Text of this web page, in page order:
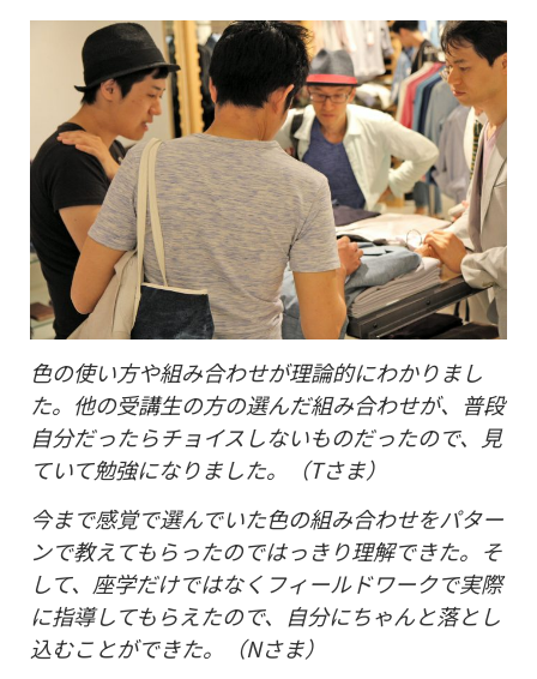
色の使い方や組み合わせが理論的にわかりまし
た。他の受講生の方の選んだ組み合わせが、普段
自分だったらチョイスしないものだったので、見
ていて勉強になりました。（Tさま）
今まで感覚で選んでいた色の組み合わせをパター
ンで教えてもらったのではっきり理解できた。そ
して、座学だけではなくフィールドワークで実際
に指導してもらえたので、自分にちゃんと落とし
込むことができた。（Nさま）